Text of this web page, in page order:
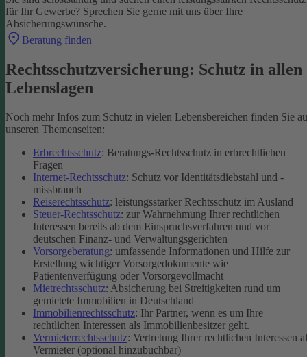
für Ihr Gewerbe? Sprechen Sie gerne mit uns über Ihre
Absicherungswünsche.
Beratung finden
Rechtsschutzversicherung: Schutz in allen
Lebenslagen
Noch mehr Infos zum Schutz in vielen Lebensbereichen finden Sie
unseren Themenseiten:
Erbrechtsschutz: Beratungs-Rechtsschutz in erbrechtlichen
Fragen
Internet-Rechtsschutz: Schutz vor Identitätsdiebstahl und -
missbrauch
Reiserechtsschutz: leistungsstarker Rechtsschutz im Ausland
Steuer-Rechtsschutz: zur Wahrnehmung Ihrer rechtlichen
Interessen bereits ab dem Einspruchsverfahren und vor
deutschen Finanz- und Verwaltungsgerichten
Vorsorgeberatung: umfassende Informationen und Hilfe zur
Erstellung wichtiger Vorsorgedokumente wie
Patientenverfügung oder Vorsorgevollmacht
Mietrechtsschutz: Absicherung bei Streitigkeiten rund um
gemietete Immobilien in Deutschland
Immobilienrechtsschutz: Ihr Partner, wenn es um Ihre
rechtlichen Interessen als Immobilienbesitzer geht.
Vermieterrechtsschutz: Vertretung Ihrer rechtlichen Interessen
Vermieter (optional hinzubuchbar)